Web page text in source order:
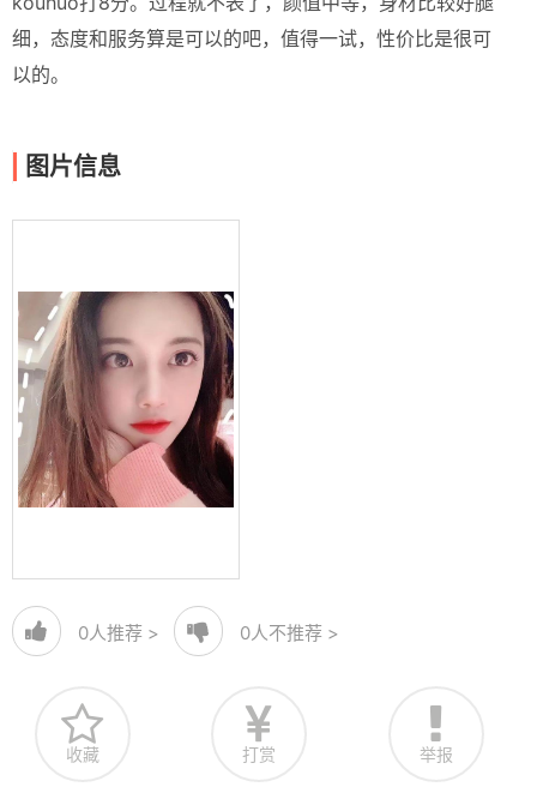
细，态度和服务算是可以的吧，值得一试，性价比是很可
以的。
图片信息
0人推荐 > 0人不推荐 >
收藏 打赏 举报